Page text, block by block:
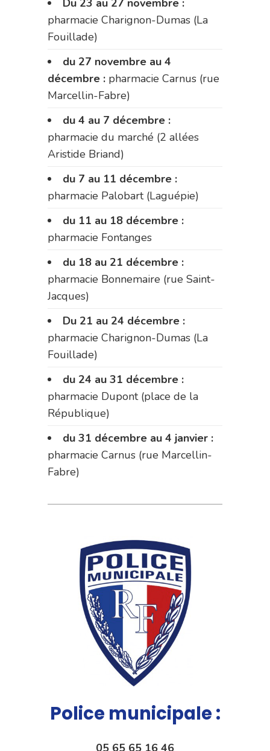
pharmacie Charignon-Dumas (La
Fouillade)
du 27 novembre au 4
décembre : pharmacie Carnus (rue
Marcellin-Fabre)
du 4 au 7 décembre :
pharmacie du marché (2 allées
Aristide Briand)
du 7 au 11 décembre :
pharmacie Palobart (Laguépie)
du 11 au 18 décembre :
pharmacie Fontanges
du 18 au 21 décembre :
pharmacie Bonnemaire (rue Saint-
Jacques)
Du 21 au 24 décembre :
pharmacie Charignon-Dumas (La
Fouillade)
du 24 au 31 décembre :
pharmacie Dupont (place de la
République)
du 31 décembre au 4 janvier :
pharmacie Carnus (rue Marcellin-
Fabre)
Police municipale :
05 65 65 16 46